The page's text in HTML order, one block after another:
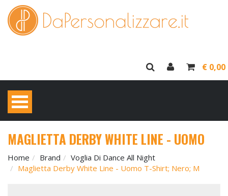
€ 0,00
MAGLIETTA DERBY WHITE LINE - UOMO
Home Brand
Voglia Di Dance All Night
Maglietta Derby White Line - Uomo T-Shirt; Nero; M